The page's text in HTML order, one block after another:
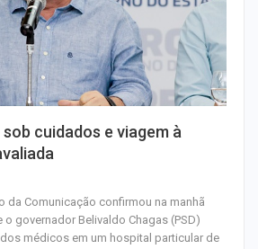
cuidados e viagem à
da Comunicação confirmou na manhã
governador Belivaldo Chagas (PSD)
médicos em um hospital particular de